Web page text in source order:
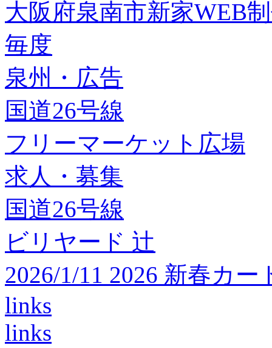
大阪府泉南市新家WEB
毎度
泉州・広告
国道26号線
フリーマーケット広場
求人・募集
国道26号線
ビリヤード 辻
2026/1/11 2026 新春カ
links
links